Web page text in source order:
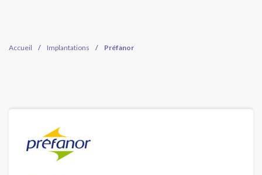
Accueil / Implantations / Préfanor